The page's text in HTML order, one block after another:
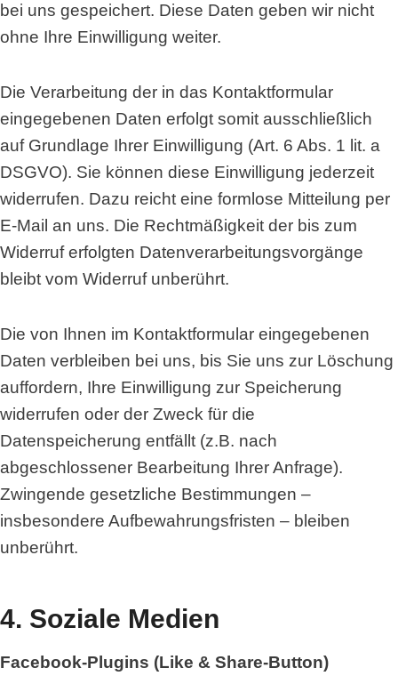
bei uns gespeichert. Diese Daten geben wir nicht
ohne Ihre Einwilligung weiter.
Die Verarbeitung der in das Kontaktformular
eingegebenen Daten erfolgt somit ausschließlich
auf Grundlage Ihrer Einwilligung (Art. 6 Abs. 1 lit. a
DSGVO). Sie können diese Einwilligung jederzeit
widerrufen. Dazu reicht eine formlose Mitteilung per
E-Mail an uns. Die Rechtmäßigkeit der bis zum
Widerruf erfolgten Datenverarbeitungsvorgänge
bleibt vom Widerruf unberührt.
Die von Ihnen im Kontaktformular eingegebenen
Daten verbleiben bei uns, bis Sie uns zur Löschung
auffordern, Ihre Einwilligung zur Speicherung
widerrufen oder der Zweck für die
Datenspeicherung entfällt (z.B. nach
abgeschlossener Bearbeitung Ihrer Anfrage).
Zwingende gesetzliche Bestimmungen –
insbesondere Aufbewahrungsfristen – bleiben
unberührt.
4. Soziale Medien
Facebook-Plugins (Like & Share-Button)